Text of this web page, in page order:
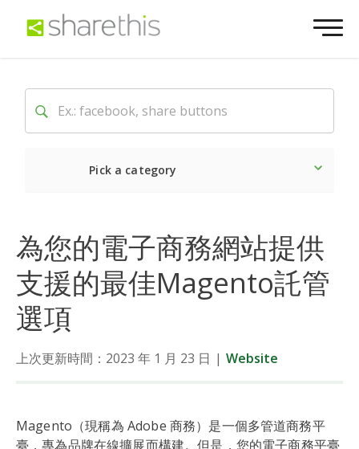
Pick a category
為您的電子商務網站提供
支援的最佳Magento託管
選項
上次更新時間：2023 年 1 月 23 日 | Website
Magento（現稱為 Adobe 商務）是一個多管道商務平
臺，專為品牌在線擴展而構建。但是，您的電子商務平臺